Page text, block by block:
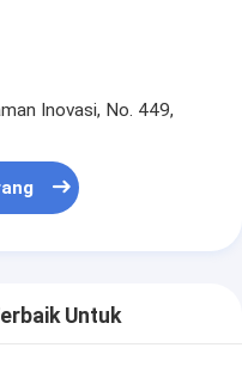
Inovasi, No. 449,
Untuk